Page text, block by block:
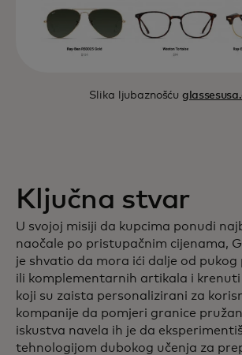
Slika ljubaznošću
Ključna stvar
U svojoj misiji da kupcima ponudi
naočale po pristupačnim cijenama,
je shvatio da mora ići dalje od pukog
ili komplementarnih artikala i
koji su zaista personalizirani za
kompanije da pomjeri granice
iskustva navela ih je da
tehnologijom dubokog učenja za